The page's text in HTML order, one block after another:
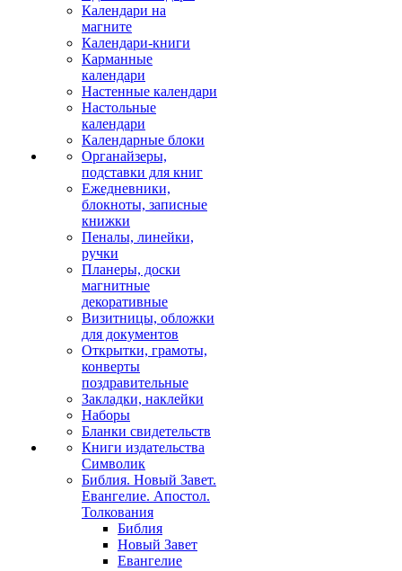
Календари на
магните
Календари-книги
Карманные
календари
Настенные календари
Настольные
календари
Календарные блоки
Органайзеры,
подставки для книг
Ежедневники,
блокноты, записные
книжки
Пеналы, линейки,
ручки
Планеры, доски
магнитные
декоративные
Визитницы, обложки
для документов
Открытки, грамоты,
конверты
поздравительные
Закладки, наклейки
Наборы
Бланки свидетельств
Книги издательства
Символик
Библия. Новый Завет.
Евангелие. Апостол.
Толкования
Библия
Новый Завет
Евангелие